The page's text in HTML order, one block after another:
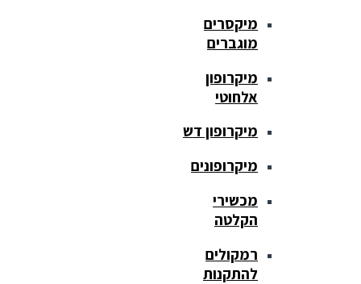
מיקסרים
מוגברים
מיקרופון
אלחוטי
מיקרופון דש
מיקרופונים
מכשירי
הקלטה
רמקולים
להתקנות